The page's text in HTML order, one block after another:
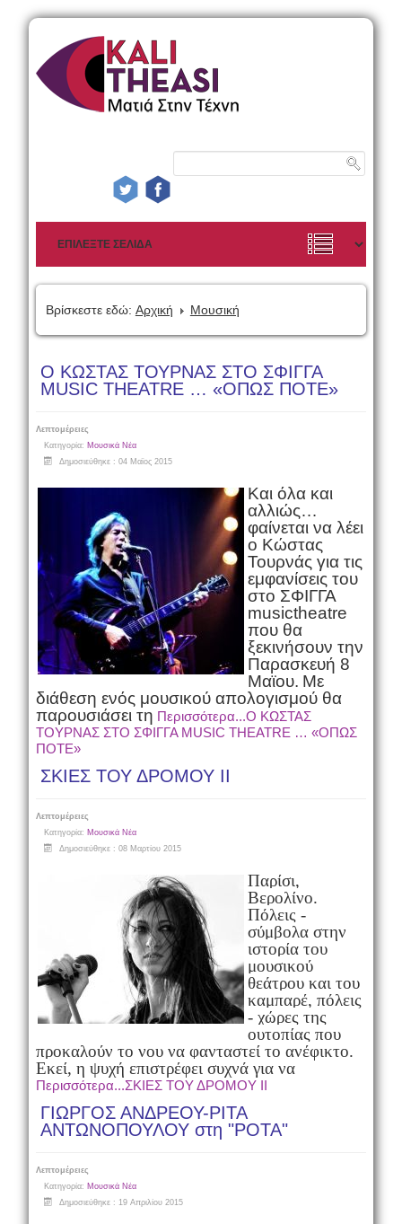
Βρίσκεστε εδώ: Αρχική Μουσική
O ΚΩΣΤΑΣ ΤΟΥΡΝΑΣ ΣΤΟ ΣΦΙΓΓΑ
MUSIC THEATRE … «ΟΠΩΣ ΠΟΤΕ»
Λεπτομέρειες
Κατηγορία: Μουσικά Νέα
Δημοσιεύθηκε : 04 Μαϊος 2015
Και όλα και
αλλιώς…
φαίνεται να λέει
ο Κώστας
Τουρνάς για τις
εμφανίσεις του
στο ΣΦΙΓΓΑ
musictheatre
που θα
ξεκινήσουν την
Παρασκευή 8
Μαϊου. Με
διάθεση ενός μουσικού απολογισμού θα
παρουσιάσει τη Περισσότερα...O ΚΩΣΤΑΣ
ΤΟΥΡΝΑΣ ΣΤΟ ΣΦΙΓΓΑ MUSIC THEATRE … «ΟΠΩΣ
ΠΟΤΕ»
ΣΚΙΕΣ ΤΟΥ ΔΡΟΜΟΥ ΙΙ
Λεπτομέρειες
Κατηγορία: Μουσικά Νέα
Δημοσιεύθηκε : 08 Μαρτίου 2015
Παρίσι,
Βερολίνο.
Πόλεις -
σύμβολα στην
ιστορία του
μουσικού
θεάτρου και του
καμπαρέ, πόλεις
- χώρες της
ουτοπίας που
προκαλούν το νου να φανταστεί το ανέφικτο.
Εκεί, η ψυχή επιστρέφει συχνά για να
Περισσότερα...ΣΚΙΕΣ ΤΟΥ ΔΡΟΜΟΥ ΙΙ
ΓΙΩΡΓΟΣ ΑΝΔΡΕΟΥ-ΡΙΤΑ
ΑΝΤΩΝΟΠΟΥΛΟΥ στη "ΡΟΤΑ"
Λεπτομέρειες
Κατηγορία: Μουσικά Νέα
Δημοσιεύθηκε : 19 Απριλίου 2015